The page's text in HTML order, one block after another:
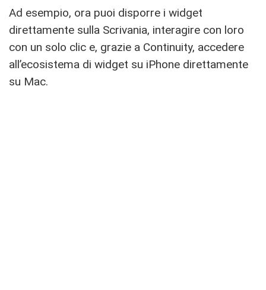
Ad esempio, ora puoi disporre i widget
direttamente sulla Scrivania, interagire con loro
con un solo clic e, grazie a Continuity, accedere
all’ecosistema di widget su iPhone direttamente
su Mac.